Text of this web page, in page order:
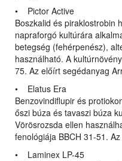
• Pictor Active
Boszkalid és piraklostrobin
napraforgó kultúrára
betegség (fehérpenész),
használható. A
75. Az előírt segédanyag
• Elatus Era
Benzovindiflupir és
őszi búza és tavaszi búza
Vörösrozsda ellen
fenológiája BBCH 31-51.
• Laminex LP-45